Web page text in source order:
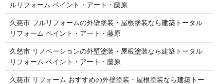
ルリフォーム ペイント・アート・藤原
久慈市 フルリフォームの外壁塗装・屋根塗装なら建築トータル
リフォーム ペイント・アート・藤原
久慈市 リノベーションの外壁塗装・屋根塗装なら建築トータル
リフォーム ペイント・アート・藤原
久慈市 リフォーム おすすめの外壁塗装・屋根塗装なら建築トー